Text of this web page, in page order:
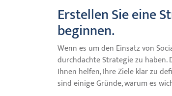
Erstellen Sie eine
beginnen.
Wenn es um den Einsatz von
durchdachte Strategie zu haben.
Ihnen helfen, Ihre Ziele klar zu
sind einige Gründe, warum es